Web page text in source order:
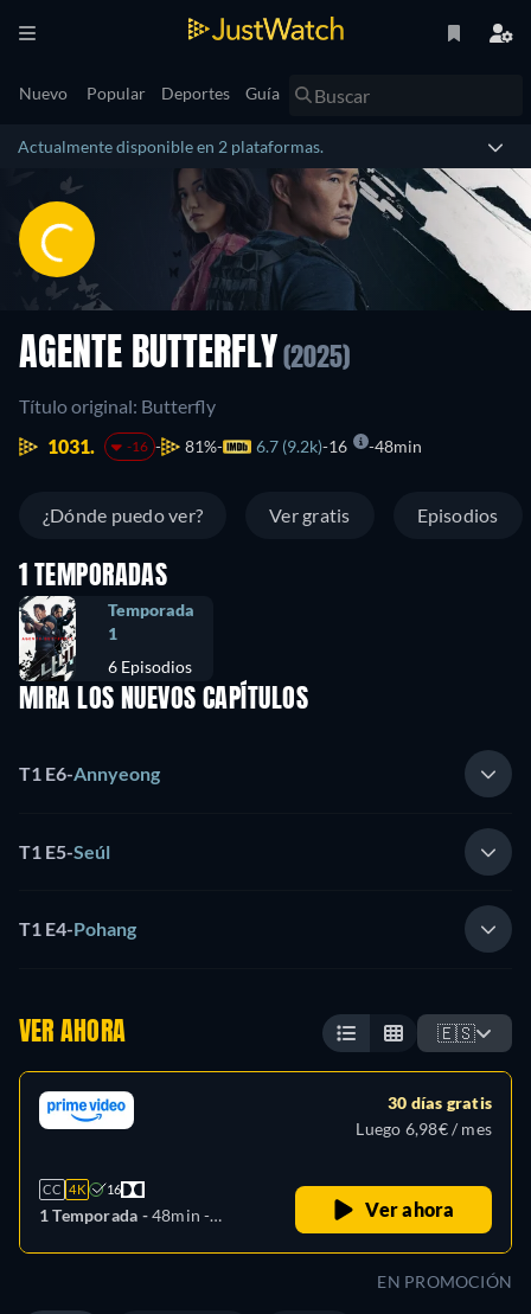
Nuevo Popular Deportes Guía
Actualmente disponible en 2 plataformas.
AGENTE BUTTERFLY (2025)
Título original: Butterfly
1031.
-16 81% 6.7 (9.2k) 16 48min
¿Dónde puedo ver? Ver gratis Episodios
1 TEMPORADAS
Temporada
1
6 Episodios
MIRA LOS NUEVOS CAPÍTULOS
T1 E6-Annyeong
T1 E5-Seúl
T1 E4-Pohang
VER AHORA 🇪🇸
CC 4K 16
1 Temporada -48min -
30 días gratis
Luego 6,98€ / mes
Ver ahora
EN PROMOCIÓN